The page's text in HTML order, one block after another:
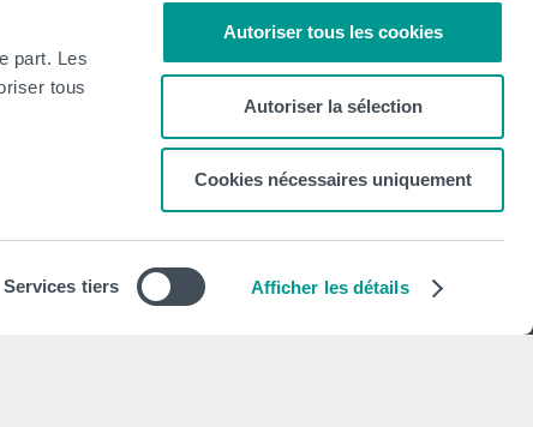
part. Les
tous
Services tiers Afficher les détails
Autoriser tous les cookies
Autoriser la sélection
Cookies nécessaires uniquement
Newsletter
S'abonner
Mentions légales